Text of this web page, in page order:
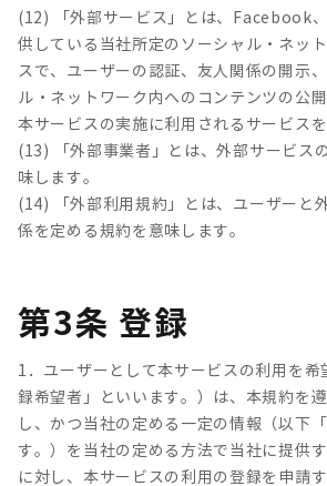
(12) 「外部サービス」とは、Facebook
供している当社所定のソーシャル・ネッ
スで、ユーザーの認証、友人関係の開示
ル・ネットワーク内へのコンテンツの公
本サービスの実施に利用されるサービスを
(13) 「外部事業者」とは、外部サービス
味します。
(14) 「外部利用規約」とは、ユーザーと
係を定める規約を意味します。
1．ユーザーとして本サービスの利用を希
録希望者」といいます。）は、本規約を
し、かつ当社の定める一定の情報（以下
す。）を当社の定める方法で当社に提供
に対し、本サービスの利用の登録を申請
第3条 登録